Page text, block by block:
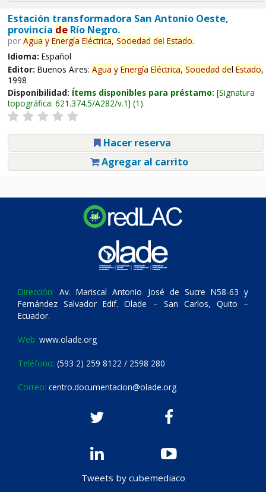
Estación transformadora San Antonio Oeste,
provincia deRío Negro.
por Agua y Energía Eléctrica, Sociedad del Estado.
Idioma: Español
Editor: Buenos Aires: Agua y Energía Eléctrica, Sociedad del Estado,
1998
Disponibilidad: Ítems disponibles para préstamo: Signatura
topográfica: 621.374.5/A282/v.1 (1).
Hacer reserva
Agregar al carrito
Dirección: Av. Mariscal Antonio José de Sucre N58-63 y
Fernández Salvador Edif. Olade – San Carlos, Quito –
Ecuador.
Web: www.olade.org
Teléfono: (593 2) 259 8122 / 2598 280
Correo: centro.documentacion@olade.org
Tweets by cubemediaco